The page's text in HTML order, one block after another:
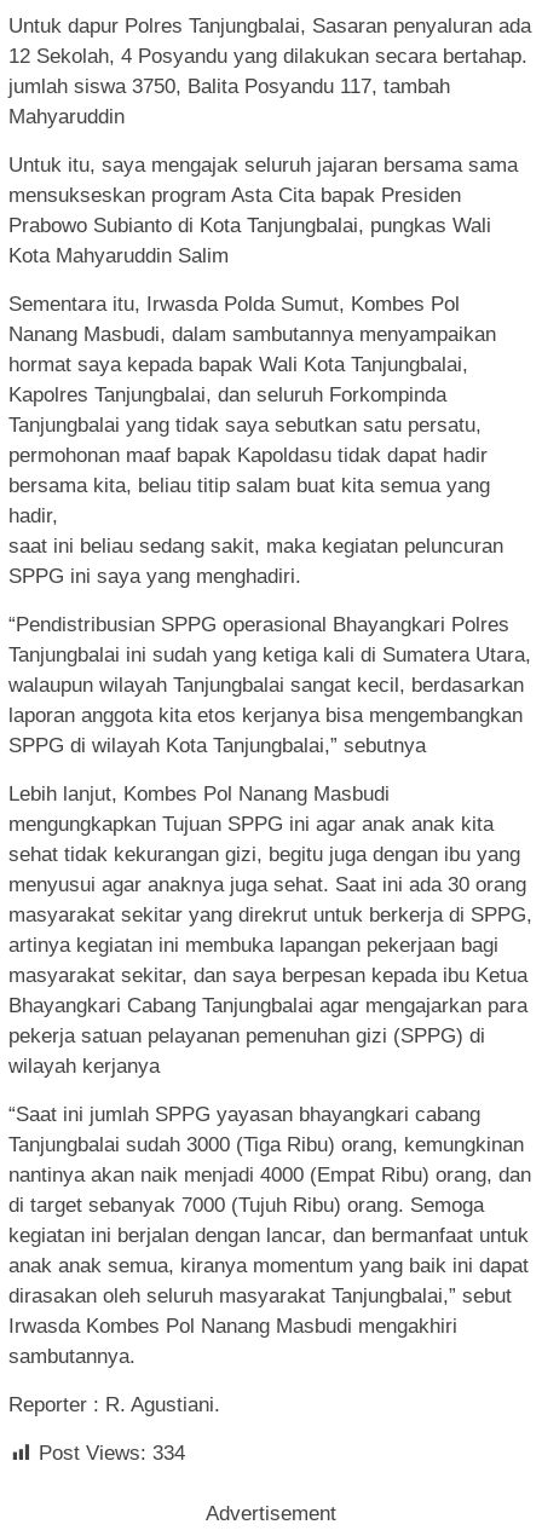
Untuk dapur Polres Tanjungbalai, Sasaran penyaluran ada
12 Sekolah, 4 Posyandu yang dilakukan secara bertahap.
jumlah siswa 3750, Balita Posyandu 117, tambah
Mahyaruddin
Untuk itu, saya mengajak seluruh jajaran bersama sama
mensukseskan program Asta Cita bapak Presiden
Prabowo Subianto di Kota Tanjungbalai, pungkas Wali
Kota Mahyaruddin Salim
Sementara itu, Irwasda Polda Sumut, Kombes Pol
Nanang Masbudi, dalam sambutannya menyampaikan
hormat saya kepada bapak Wali Kota Tanjungbalai,
Kapolres Tanjungbalai, dan seluruh Forkompinda
Tanjungbalai yang tidak saya sebutkan satu persatu,
permohonan maaf bapak Kapoldasu tidak dapat hadir
bersama kita, beliau titip salam buat kita semua yang
hadir,
saat ini beliau sedang sakit, maka kegiatan peluncuran
SPPG ini saya yang menghadiri.
“Pendistribusian SPPG operasional Bhayangkari Polres
Tanjungbalai ini sudah yang ketiga kali di Sumatera Utara,
walaupun wilayah Tanjungbalai sangat kecil, berdasarkan
laporan anggota kita etos kerjanya bisa mengembangkan
SPPG di wilayah Kota Tanjungbalai,” sebutnya
Lebih lanjut, Kombes Pol Nanang Masbudi
mengungkapkan Tujuan SPPG ini agar anak anak kita
sehat tidak kekurangan gizi, begitu juga dengan ibu yang
menyusui agar anaknya juga sehat. Saat ini ada 30 orang
masyarakat sekitar yang direkrut untuk berkerja di SPPG,
artinya kegiatan ini membuka lapangan pekerjaan bagi
masyarakat sekitar, dan saya berpesan kepada ibu Ketua
Bhayangkari Cabang Tanjungbalai agar mengajarkan para
pekerja satuan pelayanan pemenuhan gizi (SPPG) di
wilayah kerjanya
“Saat ini jumlah SPPG yayasan bhayangkari cabang
Tanjungbalai sudah 3000 (Tiga Ribu) orang, kemungkinan
nantinya akan naik menjadi 4000 (Empat Ribu) orang, dan
di target sebanyak 7000 (Tujuh Ribu) orang. Semoga
kegiatan ini berjalan dengan lancar, dan bermanfaat untuk
anak anak semua, kiranya momentum yang baik ini dapat
dirasakan oleh seluruh masyarakat Tanjungbalai,” sebut
Irwasda Kombes Pol Nanang Masbudi mengakhiri
sambutannya.
Reporter : R. Agustiani.
Post Views: 334
Advertisement